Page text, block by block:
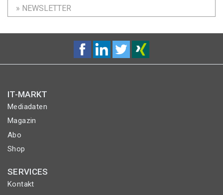
» NEWSLETTER
IT-MARKT
Mediadaten
Magazin
Abo
Shop
SERVICES
Kontakt